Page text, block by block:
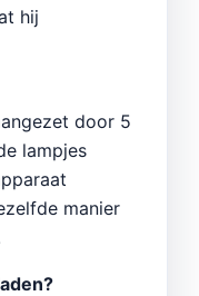
hij
door 5
lampjes
manier